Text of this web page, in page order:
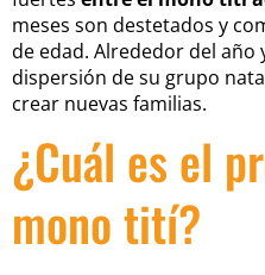
meses son destetados y
de edad. Alrededor del año
dispersión de su grupo
crear nuevas familias.
¿Cuál es el
mono tití?